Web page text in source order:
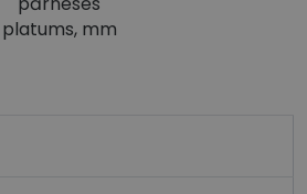
platums, mm